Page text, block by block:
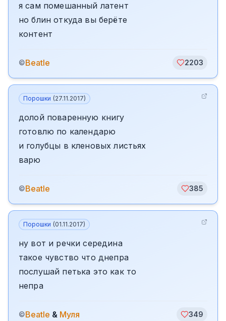
я сам помешанный латент
но блин откуда вы берёте
контент
©Beatle 2203
Порошки (27.11.2017)
долой поваренную книгу
готовлю по календарю
и голубцы в кленовых листьях
варю
©Beatle 385
Порошки (01.11.2017)
ну вот и речки середина
такое чувство что днепра
послушай петька это как то
непра
©Beatle & Муля 349